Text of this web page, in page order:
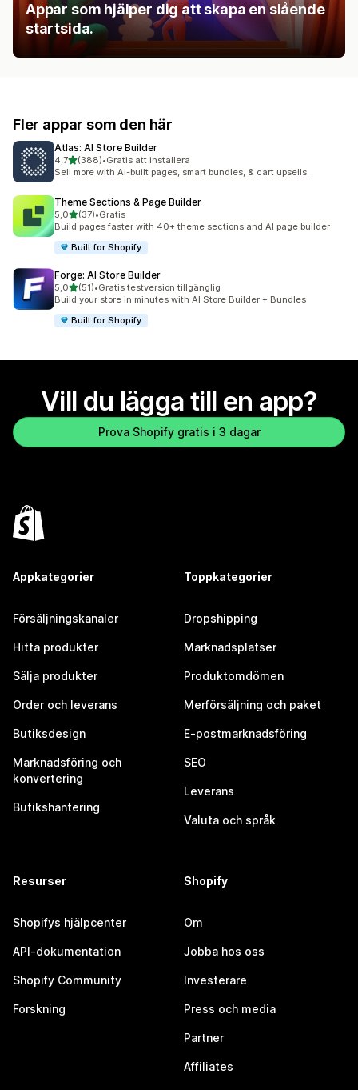
Appar som hjälper dig att skapa en slående
startsida.
Fler appar som den här
Atlas: AI Store Builder
4,7av 5 stjärnor
(388)
388 recensioner totalt
•Gratis att installera
Sell more with AI-built pages, smart bundles, & cart upsells.
Theme Sections & Page Builder
5,0av 5 stjärnor
(37)
37 recensioner totalt
•Gratis
Build pages faster with 40+ theme sections and AI page builder
Built for Shopify
Forge: AI Store Builder
5,0av 5 stjärnor
(51)
51 recensioner totalt
•Gratis testversion tillgänglig
Build your store in minutes with AI Store Builder + Bundles
Built for Shopify
Vill du lägga till en app?
Prova Shopify gratis i 3 dagar
Appkategorier
Försäljningskanaler
Hitta produkter
Sälja produkter
Order och leverans
Butiksdesign
Marknadsföring och
konvertering
Butikshantering
Toppkategorier
Dropshipping
Marknadsplatser
Produktomdömen
Merförsäljning och paket
E-postmarknadsföring
SEO
Leverans
Valuta och språk
Resurser
Shopifys hjälpcenter
API-dokumentation
Shopify Community
Forskning
Shopify
Om
Jobba hos oss
Investerare
Press och media
Partner
Affiliates